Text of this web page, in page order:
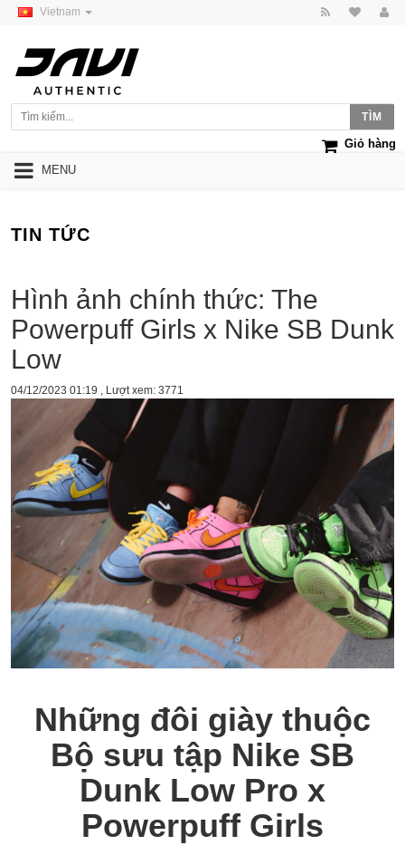
Vietnam
Giỏ hàng
MENU
TIN TỨC
Hình ảnh chính thức: The
Powerpuff Girls x Nike SB Dunk
Low
04/12/2023 01:19 , Lượt xem: 3771
Những đôi giày thuộc
Bộ sưu tập Nike SB
Dunk Low Pro x
Powerpuff Girls